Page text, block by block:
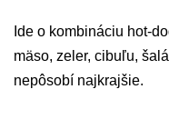
Ide o kombináciu hot-
mäso, zeler, cibuľu,
nepôsobí najkrajšie.